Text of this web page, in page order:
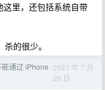
里，还包括系统自带
的很少。
通过 iPhone 2021 年 7 月
26 日